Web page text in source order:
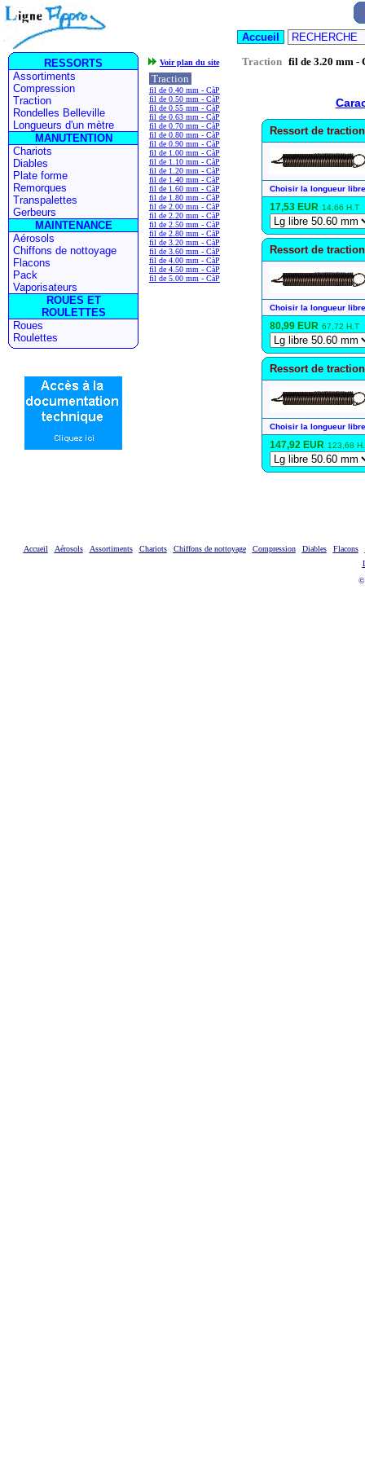
Voir plan du site Traction fil de 3.20 mm -
Traction
fil de 0.40 mm - CàP
fil de 0.50 mm - CàP
fil de 0.55 mm - CàP
fil de 0.63 mm - CàP
fil de 0.70 mm - CàP
fil de 0.80 mm - CàP
fil de 0.90 mm - CàP
fil de 1.00 mm - CàP
fil de 1.10 mm - CàP
fil de 1.20 mm - CàP
fil de 1.40 mm - CàP
fil de 1.60 mm - CàP
fil de 1.80 mm - CàP
fil de 2.00 mm - CàP
fil de 2.20 mm - CàP
fil de 2.50 mm - CàP
fil de 2.80 mm - CàP
fil de 3.20 mm - CàP
fil de 3.60 mm - CàP
fil de 4.00 mm - CàP
fil de 4.50 mm - CàP
fil de 5.00 mm - CàP
Ressort de
Choisir la longueur
17,53 EUR 14,66 H.T
Ressort de
Choisir la longueur
80,99 EUR 67,72 H.T
Ressort de
Choisir la longueur
147,92 EUR 123,68
Accueil Aérosols Assortiments Chariots Chiffons de nottoyage Compression Diables Flacons
©